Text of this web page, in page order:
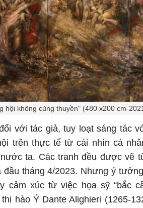
hội không cùng thuyền" (480 x200 cm-
với tác giả, tuy loạt sáng tác
trên thực tế từ cái nhìn cá
ta. Các tranh đều được vẽ
tháng 4/2023. Nhưng ý
cảm xúc từ việc họa sỹ “bắc
hào Ý Dante Alighieri (1265-